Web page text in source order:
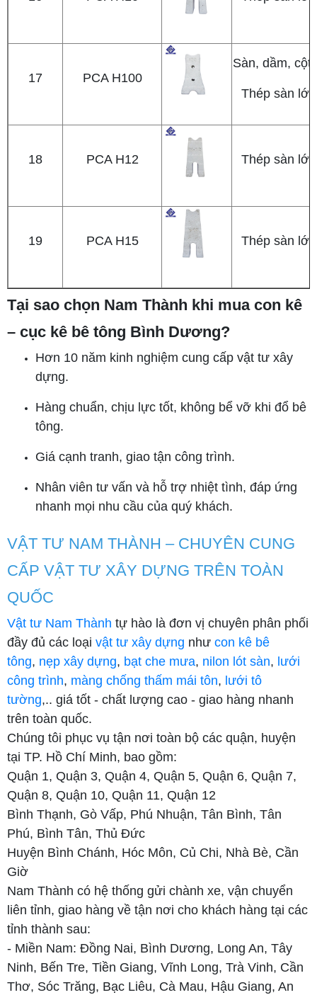
17 PCA H100
Sàn, dầm,
Thép sàn
18 PCA H12 Thép sàn
19 PCA H15 Thép sàn
Tại sao chọn Nam Thành khi mua con kê
– cục kê bê tông Bình Dương?
Hơn 10 năm kinh nghiệm cung cấp vật tư xây
dựng.
Hàng chuẩn, chịu lực tốt, không bể vỡ khi đổ bê
tông.
Giá cạnh tranh, giao tận công trình.
Nhân viên tư vấn và hỗ trợ nhiệt tình, đáp ứng
nhanh mọi nhu cầu của quý khách.
VẬT TƯ NAM THÀNH – CHUYÊN CUNG
CẤP VẬT TƯ XÂY DỰNG TRÊN TOÀN
QUỐC
Vật tư Nam Thành tự hào là đơn vị chuyên phân phối
đầy đủ các loại vật tư xây dựng như con kê bê
tông, nẹp xây dựng, bạt che mưa, nilon lót sàn, lưới
công trình, màng chống thấm mái tôn, lưới tô
tường,.. giá tốt - chất lượng cao - giao hàng nhanh
trên toàn quốc.
Chúng tôi phục vụ tận nơi toàn bộ các quận, huyện
tại TP. Hồ Chí Minh, bao gồm:
Quận 1, Quận 3, Quận 4, Quận 5, Quận 6, Quận 7,
Quận 8, Quận 10, Quận 11, Quận 12
Bình Thạnh, Gò Vấp, Phú Nhuận, Tân Bình, Tân
Phú, Bình Tân, Thủ Đức
Huyện Bình Chánh, Hóc Môn, Củ Chi, Nhà Bè, Cần
Giờ
Nam Thành có hệ thống gửi chành xe, vận chuyển
liên tỉnh, giao hàng về tận nơi cho khách hàng tại các
tỉnh thành sau:
- Miền Nam: Đồng Nai, Bình Dương, Long An, Tây
Ninh, Bến Tre, Tiền Giang, Vĩnh Long, Trà Vinh, Cần
Thơ, Sóc Trăng, Bạc Liêu, Cà Mau, Hậu Giang, An